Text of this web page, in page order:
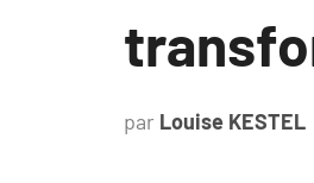
par Louise KESTEL